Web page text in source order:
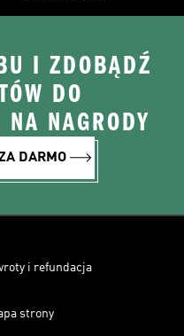
I ZDOBĄDŹ
DO
NAGRODY
DARMO
i refundacja
strony